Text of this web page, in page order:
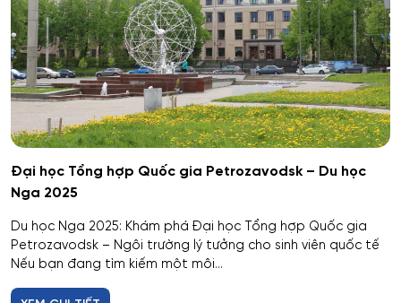
Penza
Barnaul
Kursk
Kaluga
Voronezh
An toàn thông tin
Biên - Phiên dịch
Biểu diễn nghệ thuật múa
Báo chí
Bản đồ và Địa tin học
Bảo mật công nghệ thông tin trong thực thi pháp luật
Bảo mật máy tính
Đại học Tổng hợp Quốc gia Petrozavodsk – Du học
Nga 2025
Du học Nga 2025: Khám phá Đại học Tổng hợp Quốc gia
Petrozavodsk – Ngôi trường lý tưởng cho sinh viên quốc tế
Nếu bạn đang tìm kiếm một môi...